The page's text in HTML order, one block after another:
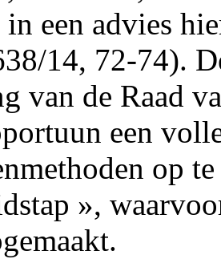
in een advies
14, 72-74).
van de Raad
een
op
»,